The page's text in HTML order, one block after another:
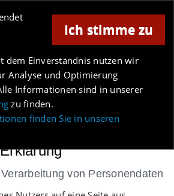
für Minden und Umgebung
Ich stimme zu
dem Einverständnis nutzen wir
Analyse und Optimierung
Informationen sind in unserer
zu finden.
finden Sie in unseren
Anzeige
von Personendaten